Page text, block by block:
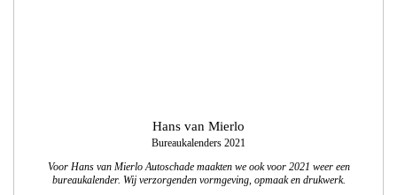
Hans van Mierlo
Bureaukalenders 2021
Voor Hans van Mierlo Autoschade maakten we ook voor 2021 weer een
bureaukalender. Wij verzorgenden vormgeving, opmaak en drukwerk.